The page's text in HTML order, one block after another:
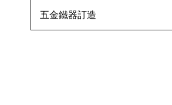
五金鐵器訂造